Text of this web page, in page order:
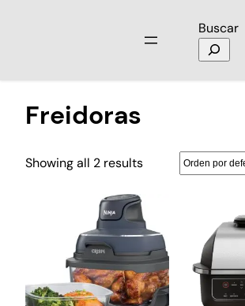
Buscar
Freidoras
Showing all 2 results